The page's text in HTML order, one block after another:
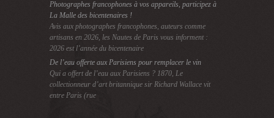
Photographes francophones à vos appareils, participez à
La Malle des bicentenaires !
Avis aux photographes francophones, auteurs comme
artisans en 2026, les Nautes de Paris vous informent :
2026 est l’année du bicentenaire
De l’eau offerte aux Parisiens pour remplacer le vin
Qui a offert de l’eau aux Parisiens ? 1870, Le
collectionneur d’art britannique sir Richard Wallace vit
entre Paris (rue